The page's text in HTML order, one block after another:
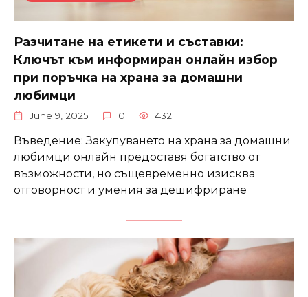
Разчитане на етикети и съставки:
Ключът към информиран онлайн избор
при поръчка на храна за домашни
любимци
June 9, 2025 0 432
Въведение: Закупуването на храна за домашни
любимци онлайн предоставя богатство от
възможности, но същевременно изисква
отговорност и умения за дешифриране